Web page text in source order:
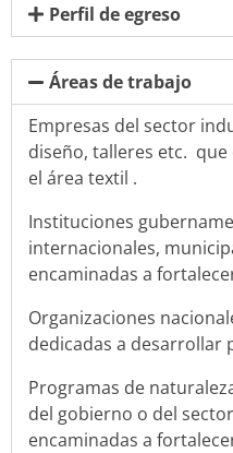
Perfil de egreso
Áreas de trabajo
Empresas del sector
diseño, talleres etc.
el área textil .
Instituciones
internacionales,
encaminadas a
Organizaciones
dedicadas a desarrollar
Programas de
del gobierno o del
encaminadas a